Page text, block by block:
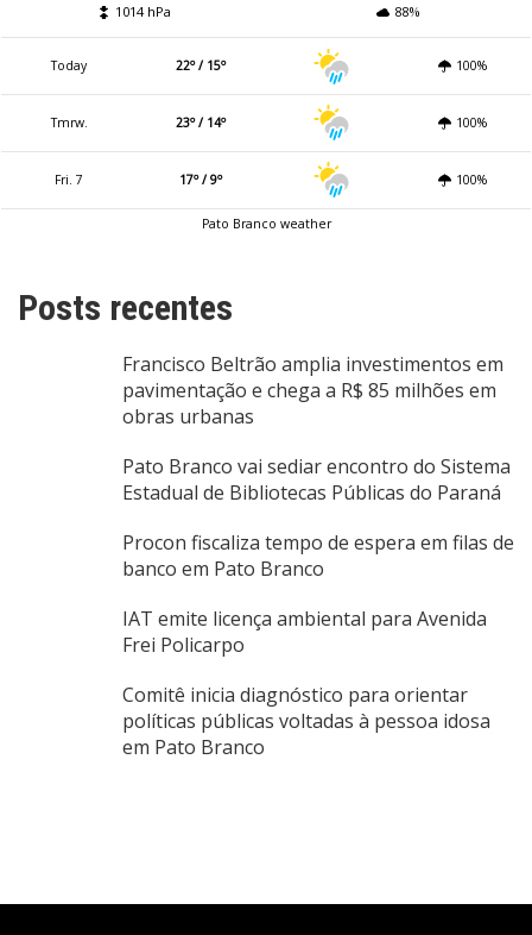
1014 hPa
88%
Today 22º / 15º 100%
Tmrw. 23º / 14º 100%
Fri. 7 17º / 9º 100%
Pato Branco weather
Posts recentes
Francisco Beltrão amplia investimentos em
pavimentação e chega a R$ 85 milhões em
obras urbanas
Pato Branco vai sediar encontro do Sistema
Estadual de Bibliotecas Públicas do Paraná
Procon fiscaliza tempo de espera em filas de
banco em Pato Branco
IAT emite licença ambiental para Avenida
Frei Policarpo
Comitê inicia diagnóstico para orientar
políticas públicas voltadas à pessoa idosa
em Pato Branco